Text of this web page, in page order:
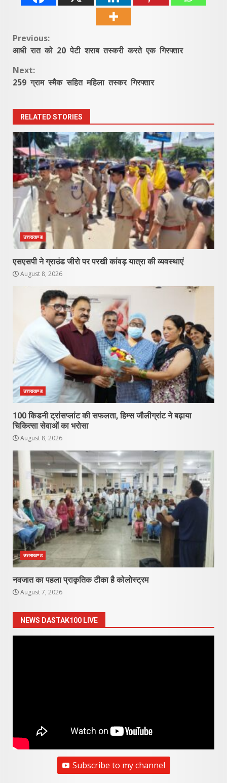
Continue
Previous:
आधी रात को 20 पेटी शराब तस्करी करते एक गिरफ्तार
Next:
259 ग्राम स्मैक सहित महिला तस्कर गिरफ्तार
RELATED STORIES
उत्तराखण्ड
एसएसपी ने ग्राउंड जीरो पर परखी कांवड़ यात्रा की व्यवस्थाएं
August 8, 2026
उत्तराखण्ड
100 किडनी ट्रांसप्लांट की सफलता, हिम्स जौलीग्रांट ने बढ़ाया
चिकित्सा सेवाओं का भरोसा
August 8, 2026
उत्तराखण्ड
नवजात का पहला प्राकृतिक टीका है कोलोस्ट्रम
August 7, 2026
NEWS DASTAK100 LIVE
Subscribe to my channel